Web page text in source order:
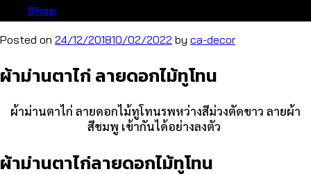
Shop
Posted on 24/12/201810/02/2022 by ca-decor
ผ้าม่านตาไก่ ลายดอกไม้ทูโทน
ผ้าม่านตาไก่ ลายดอกไม้ทูโทนรพหว่างสีม่วงตัดขาว ลายผ้า
สีชมพู เข้ากันได้อย่างลงตัว
ผ้าม่านตาไก่ลายดอกไม้ทูโทน